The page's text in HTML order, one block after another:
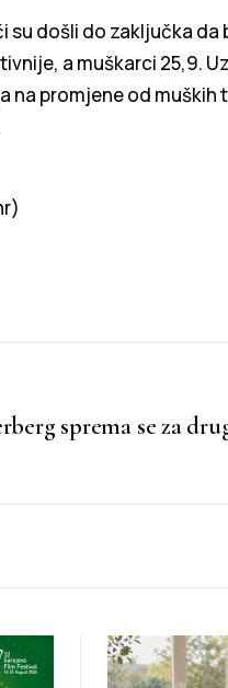
su došli do zaključka da
a muškarci 25,9.
na promjene od muških
sprema se za